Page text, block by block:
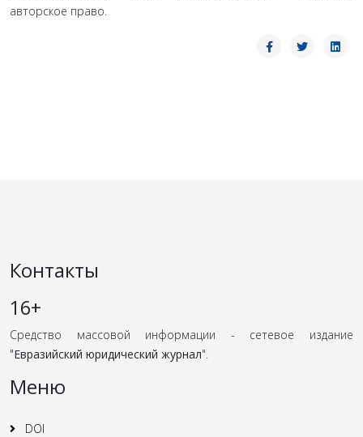
авторское право.
Контакты
16+
Средство массовой информации - сетевое издание
"Евразийский юридический журнал".
Меню
DOI